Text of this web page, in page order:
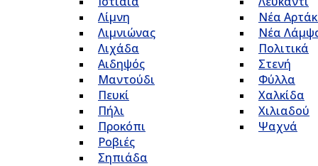
Λίμνη
Λιμνιώνας
Λιχάδα
Αιδηψός
Μαντούδι
Πευκί
Πήλι
Προκόπι
Ροβιές
Σηπιάδα
Νέα
Νέα
Πολιτικά
Στενή
Φύλλα
Χαλκίδα
Χιλιαδού
Ψαχνά